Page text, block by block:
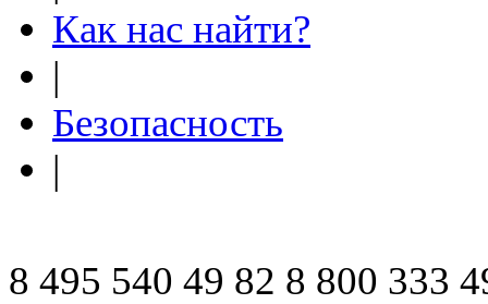
Как нас найти?
|
Безопасность
|
8 495 540 49 82 8 800 333